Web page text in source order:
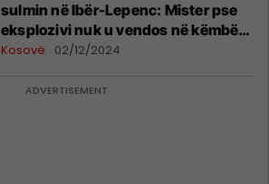
sulmin në Ibër-Lepenc: Mister pse
eksplozivi nuk u vendos në këmbë
të urës, por në mes të saj
Kosovë 02/12/2024